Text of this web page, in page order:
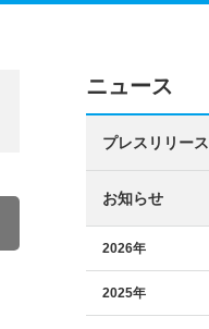
ニュース
プレスリリース
お知らせ
2026年
2025年